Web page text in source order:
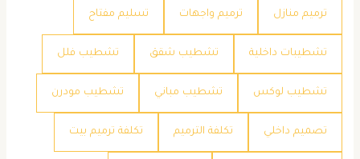
ترميم منازل ترميم واجهات تسليم مفتاح
تشطيبات داخلية تشطيب شقق تشطيب فلل
تشطيب لوكس تشطيب مباني تشطيب مودرن
تصميم داخلي تكلفة الترميم تكلفة ترميم بيت